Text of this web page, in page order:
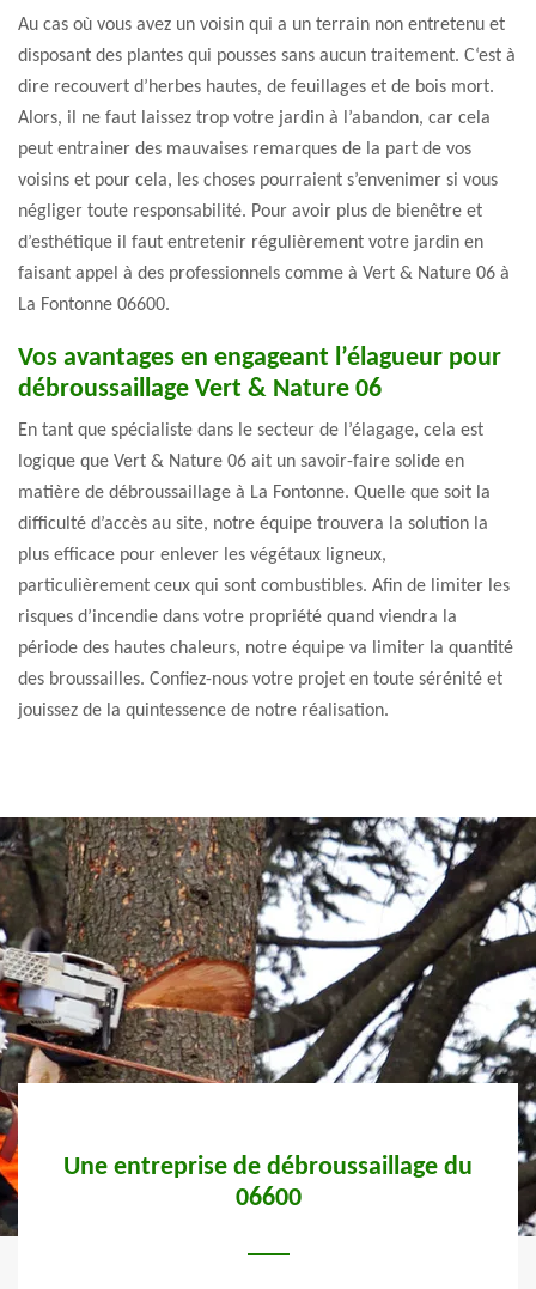
Au cas où vous avez un voisin qui a un terrain non entretenu et
disposant des plantes qui pousses sans aucun traitement. C‘est à
dire recouvert d’herbes hautes, de feuillages et de bois mort.
Alors, il ne faut laissez trop votre jardin à l’abandon, car cela
peut entrainer des mauvaises remarques de la part de vos
voisins et pour cela, les choses pourraient s’envenimer si vous
négliger toute responsabilité. Pour avoir plus de bienêtre et
d’esthétique il faut entretenir régulièrement votre jardin en
faisant appel à des professionnels comme à Vert & Nature 06 à
La Fontonne 06600.
Vos avantages en engageant l’élagueur pour
débroussaillage Vert & Nature 06
En tant que spécialiste dans le secteur de l’élagage, cela est
logique que Vert & Nature 06 ait un savoir-faire solide en
matière de débroussaillage à La Fontonne. Quelle que soit la
difficulté d’accès au site, notre équipe trouvera la solution la
plus efficace pour enlever les végétaux ligneux,
particulièrement ceux qui sont combustibles. Afin de limiter les
risques d’incendie dans votre propriété quand viendra la
période des hautes chaleurs, notre équipe va limiter la quantité
des broussailles. Confiez-nous votre projet en toute sérénité et
jouissez de la quintessence de notre réalisation.
Une entreprise de débroussaillage du
06600